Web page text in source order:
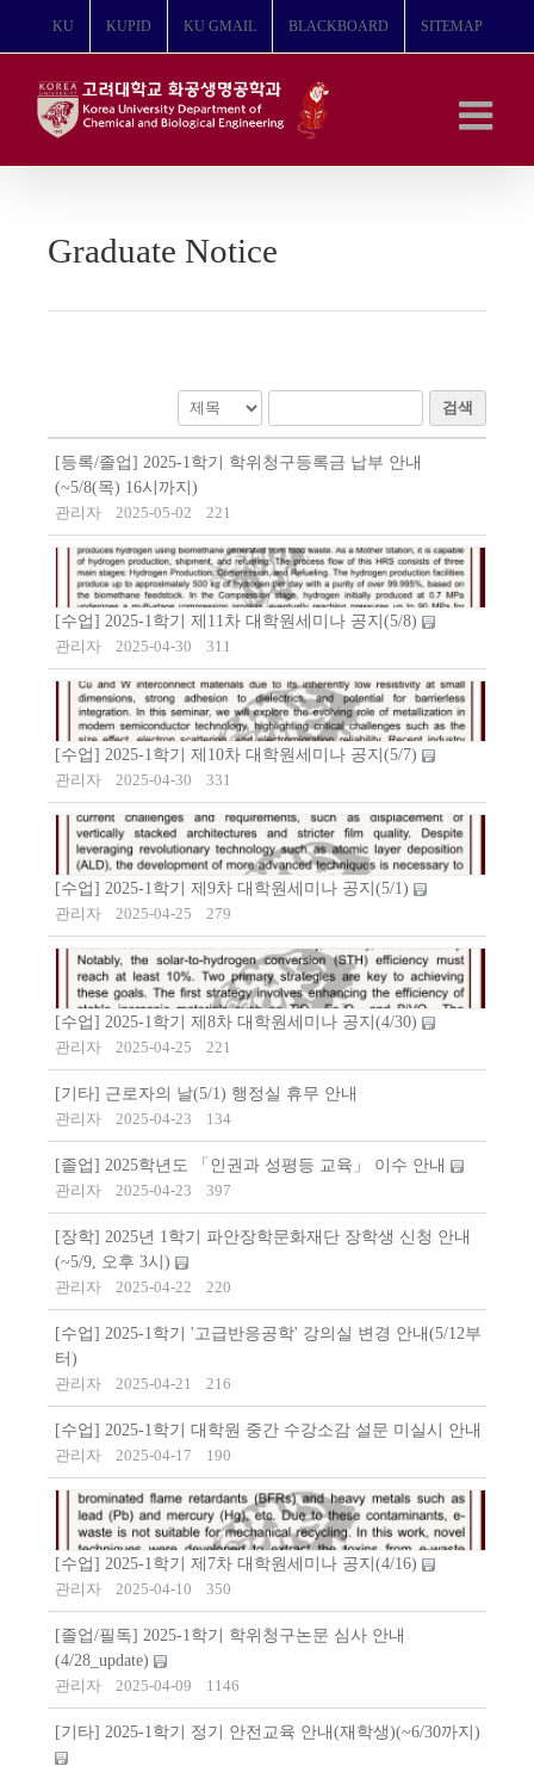
뛰
KU KUPID KU GMAIL BLACKBOARD SITEMAP
Graduate Notice
검색
[등록/졸업] 2025-1학기 학위청구등록금 납부 안내
(~5/8(목) 16시까지)
관리자
2025-05-02 221
[수업] 2025-1학기 제11차 대학원세미나 공지(5/8)
관리자
2025-04-30 311
[수업] 2025-1학기 제10차 대학원세미나 공지(5/7)
관리자
2025-04-30 331
[수업] 2025-1학기 제9차 대학원세미나 공지(5/1)
관리자
2025-04-25 279
[수업] 2025-1학기 제8차 대학원세미나 공지(4/30)
관리자
2025-04-25 221
[기타] 근로자의 날(5/1) 행정실 휴무 안내
관리자
2025-04-23 134
[졸업] 2025학년도 「인권과 성평등 교육」 이수 안내
관리자
2025-04-23 397
[장학] 2025년 1학기 파안장학문화재단 장학생 신청 안내
(~5/9, 오후 3시)
관리자
2025-04-22 220
[수업] 2025-1학기 '고급반응공학' 강의실 변경 안내(5/12부
터)
관리자
2025-04-21 216
[수업] 2025-1학기 대학원 중간 수강소감 설문 미실시 안내
관리자
2025-04-17 190
[수업] 2025-1학기 제7차 대학원세미나 공지(4/16)
관리자
2025-04-10 350
[졸업/필독] 2025-1학기 학위청구논문 심사 안내
(4/28_update)
관리자
2025-04-09 1146
[기타] 2025-1학기 정기 안전교육 안내(재학생)(~6/30까지)